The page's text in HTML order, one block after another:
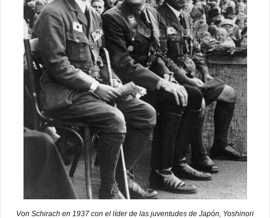
Von Schirach en 1937 con el líder de las juventudes de Japón, Yoshinori